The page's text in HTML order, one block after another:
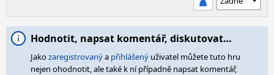
Hodnotit, napsat komentář, diskutovat…
Jakozaregistrovanýa přihlášený uživatel můžete tuto hru
nejen ohodnotit, ale také k ní případně napsat komentář,